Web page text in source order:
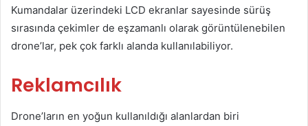
Kumandalar üzerindeki LCD ekranlar sayesinde sürüş
sırasında çekimler de eşzamanlı olarak görüntülenebilen
drone’lar, pek çok farklı alanda kullanılabiliyor.
Reklamcılık
Drone’ların en yoğun kullanıldığı alanlardan biri